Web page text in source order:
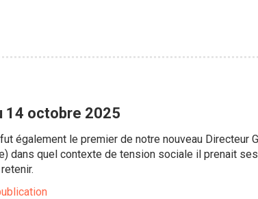
14 octobre 2025
également le premier de notre nouveau Directeur
dans quel contexte de tension sociale il prenait